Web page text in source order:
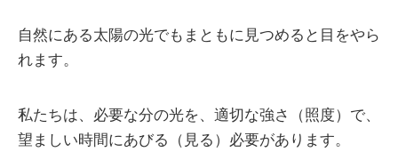
自然にある太陽の光でもまともに見つめると目をやら
れます。
私たちは、必要な分の光を、適切な強さ（照度）で、
望ましい時間にあびる（見る）必要があります。